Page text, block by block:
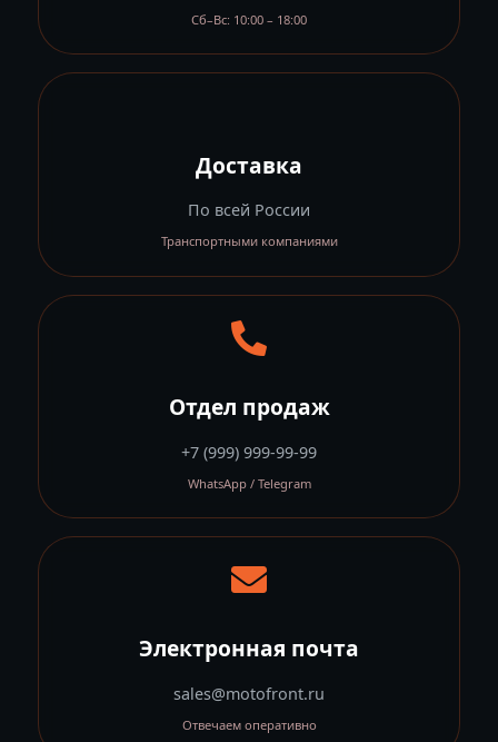
Сб–Вс: 10:00 – 18:00
Доставка
По всей России
Транспортными компаниями
Отдел продаж
+7 (999) 999-99-99
WhatsApp / Telegram
Электронная почта
sales@motofront.ru
Отвечаем оперативно